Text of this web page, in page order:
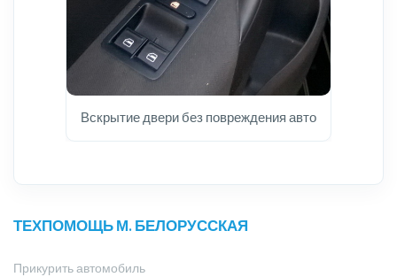
Вскрытие двери без повреждения авто
ТЕХПОМОЩЬ М. БЕЛОРУССКАЯ
Прикурить автомобиль